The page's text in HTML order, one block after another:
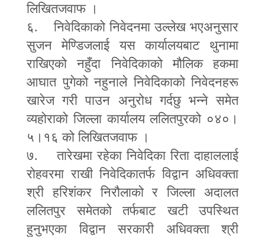
लिखितजवाफ ।
६. निवेदिकाको निवेदनमा उल्लेख भएअनुसार
सुजन मेण्डिजलाई यस कार्यालयबाट थुनामा
राखिएको नहुँदा निवेदिकाको मौलिक हकमा
आघात पुगेको नहुनाले निवेदिकाको निवेदनहरू
खारेज गरी पाउन अनुरोध गर्दछु भन्ने समेत
व्यहोराको जिल्ला कार्यालय ललितपुरको ०४०।
५।१६ को लिखितजवाफ ।
७. तारेखमा रहेका निवेदिका रिता दाहाललाई
रोहवरमा राखी निवेदिकातर्फ विद्वान अधिवक्ता
श्री हरिशंकर निरौलाको र जिल्ला अदालत
ललितपुर समेतको तर्फबाट खटी उपस्थित
हुनुभएका विद्वान सरकारी अधिवक्ता श्री